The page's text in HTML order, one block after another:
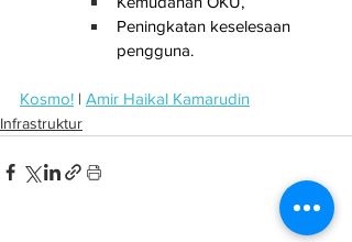
Peningkatan keselesaan
pengguna.
Kosmo! | Amir Haikal Kamarudin
Infrastruktur